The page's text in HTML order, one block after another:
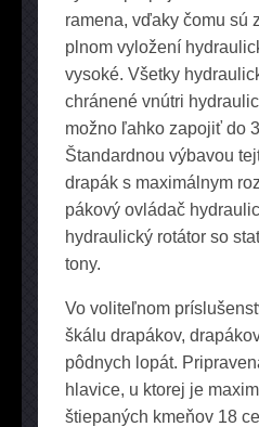
ramena, vďaky čomu sú
plnom vyložení
vysoké. Všetky
chránené vnútri
možno ľahko zapojiť do
Štandardnou výbavou
drapák s maximálnym
pákový ovládač
hydraulický rotátor so
tony.
Vo voliteľnom
škálu drapákov,
pôdnych lopát.
hlavice, u ktorej je
štiepaných kmeňov 18